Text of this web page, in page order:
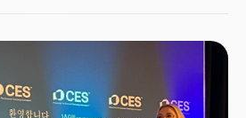
애미에 1000억 원대 은신처에 아낌없이